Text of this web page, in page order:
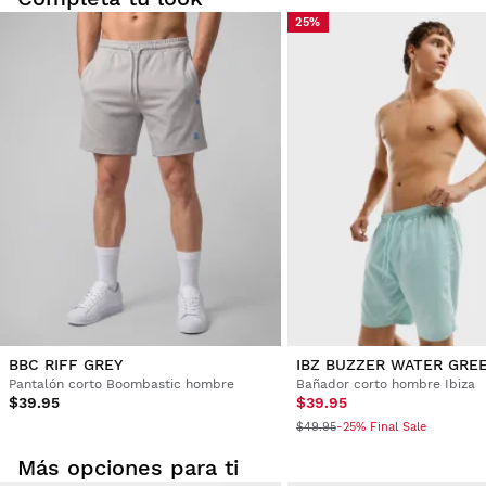
Prueba tu talla desde casa con tranquilidad: tienes 30 días
a partir de la fecha de entrega para solicitar tu devolución.
Podrás devolver un producto de forma fácil y rápida, desde
tu pedido en tu cuenta de usuario.
Devolución al método de pago original Desde$9.95
BBC RIFF GREY
Pantalón corto Boombastic hombre
$39.95
25%
IBZ BUZZER WATER
Bañador corto hombre Ibiza
$39.95
$49.95-25% Final Sale
Más opciones para ti